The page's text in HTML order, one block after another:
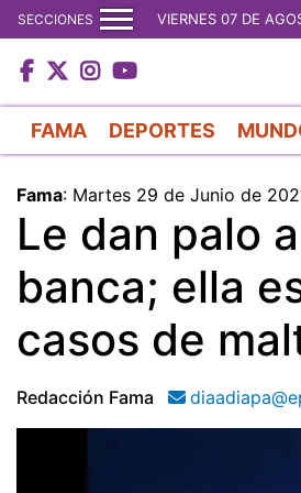
SECCIONES VIERNES 07 DE
FAMA DEPORTES
Fama: Martes 29 de Junio de
Le dan palo
banca; ella
casos de
Redacción Fama